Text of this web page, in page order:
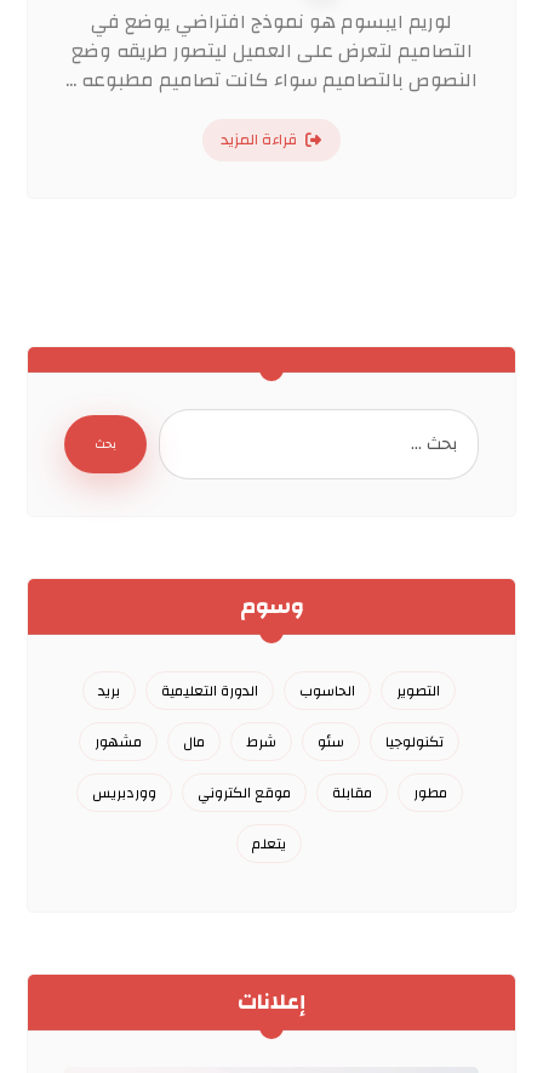
لوريم ايبسوم هو نموذج افتراضي يوضع في
التصاميم لتعرض على العميل ليتصور طريقه وضع
النصوص بالتصاميم سواء كانت تصاميم مطبوعه ...
قراءة المزيد
وسوم
التصوير الحاسوب الدورة التعليمية
بريد
تكنولوجيا
سئو شرط مال
مشهور
مطور
مقابلة موقع الكتروني
ووردبريس
يتعلم
إعلانات